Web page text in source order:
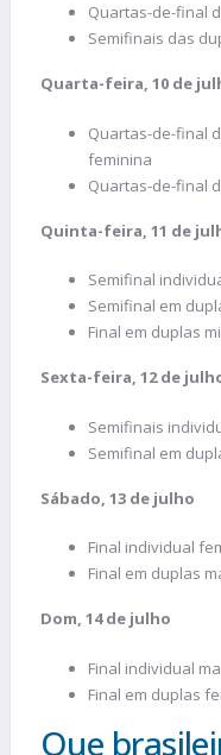
Quartas-de-final
Semifinais das
Quarta-feira, 10 de
Quartas-de-final
feminina
Quartas-de-final
Quinta-feira, 11 de
Semifinal
Semifinal em
Final em duplas
Sexta-feira, 12 de
Semifinais
Semifinal em
Sábado, 13 de julho
Final individual
Final em duplas
Dom, 14 de julho
Final individual
Final em duplas
Que